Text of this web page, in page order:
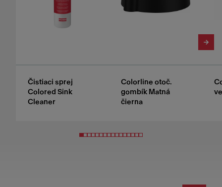
Čistiaci sprej
Colored Sink
Cleaner
Colorline otoč.
gombík Matná
čierna